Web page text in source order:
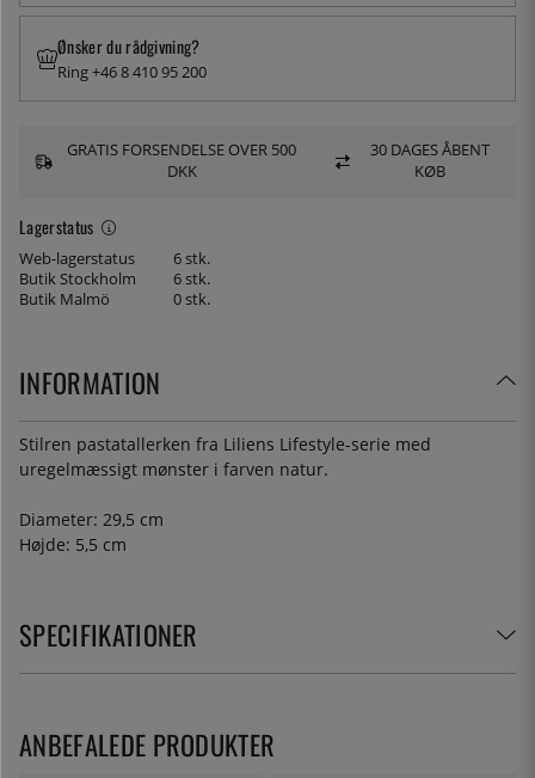
Lagerstatus
Web-lagerstatus
6 stk.
Butik Stockholm
6 stk.
Butik Malmö
0 stk.
Ønsker du rådgivning?
Ring +46 8 410 95 200
GRATIS FORSENDELSE OVER 500
DKK
30 DAGES ÅBENT
KØB
INFORMATION
Stilren pastatallerken fra Liliens Lifestyle-serie med
uregelmæssigt mønster i farven natur.
Diameter: 29,5 cm
Højde: 5,5 cm
SPECIFIKATIONER
ANBEFALEDE PRODUKTER